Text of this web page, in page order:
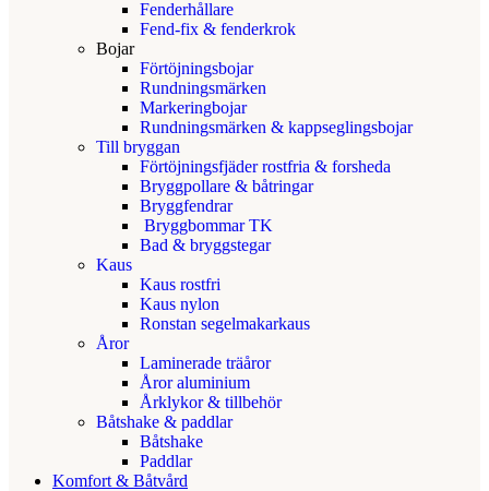
Fenderhållare
Fend-fix & fenderkrok
Bojar
Förtöjningsbojar
Rundningsmärken
Markeringbojar
Rundningsmärken & kappseglingsbojar
Till bryggan
Förtöjningsfjäder rostfria & forsheda
Bryggpollare & båtringar
Bryggfendrar
Bryggbommar TK
Bad & bryggstegar
Kaus
Kaus rostfri
Kaus nylon
Ronstan segelmakarkaus
Åror
Laminerade träåror
Åror aluminium
Årklykor & tillbehör
Båtshake & paddlar
Båtshake
Paddlar
Komfort & Båtvård